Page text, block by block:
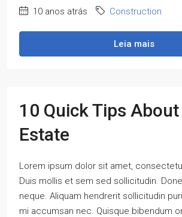
10 anos atrás Construction
Leia mais
10 Quick Tips About
Estate
Lorem ipsum dolor sit amet,
Duis mollis et sem sed sollicitudin.
neque. Aliquam hendrerit sollicitudin
mi accumsan nec. Quisque bibendum